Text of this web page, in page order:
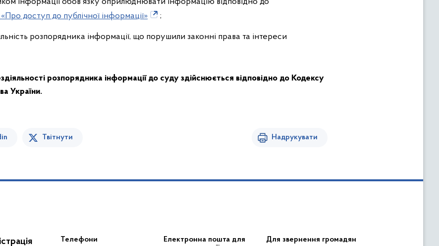
доступ до публічної інформації»
;
розпорядника інформації, що порушили законні права та інтереси
розпорядника інформації до суду здійснюється відповідно до Кодексу
України.
Твітнути Надрукувати
Телефони
Електронна пошта для
Для звернення громадян